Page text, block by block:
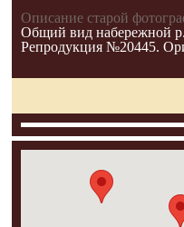
Описание старой
Общий вид набережной
Репродукция №20445.